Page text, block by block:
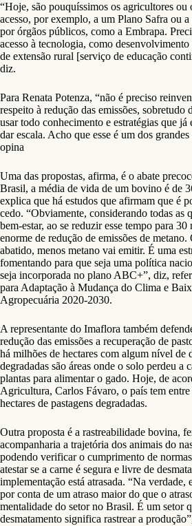
“Hoje, são pouquíssimos os agricultores ou
acesso, por exemplo, a um Plano Safra ou
por órgãos públicos, como a Embrapa.
acesso à tecnologia, como desenvolvimento
de extensão rural [serviço de educação
diz.
Para Renata Potenza, “não é preciso
respeito à redução das emissões, sobretudo
usar todo conhecimento e estratégias que
dar escala. Acho que esse é um dos
opina
Uma das propostas, afirma, é o abate
Brasil, a média de vida de um bovino é de
explica que há estudos que afirmam que é
cedo. “Obviamente, considerando todas as
bem-estar, ao se reduzir esse tempo para 30
enorme de redução de emissões de
abatido, menos metano vai emitir. É uma
fomentando para que seja uma política
seja incorporada no plano ABC+”, diz,
para Adaptação à Mudança do Clima e
Agropecuária 2020-2030.
A representante do Imaflora também
redução das emissões a recuperação de
há milhões de hectares com algum nível de
degradadas são áreas onde o solo perdeu a
plantas para alimentar o gado. Hoje, de
Agricultura, Carlos Fávaro, o país tem
hectares de pastagens degradadas.
Outra proposta é a rastreabilidade bovina,
acompanharia a trajetória dos animais do
podendo verificar o cumprimento de
atestar se a carne é segura e livre de
implementação está atrasada. “Na verdade,
por conta de um atraso maior do que o
mentalidade do setor no Brasil. É um setor
desmatamento significa rastrear a